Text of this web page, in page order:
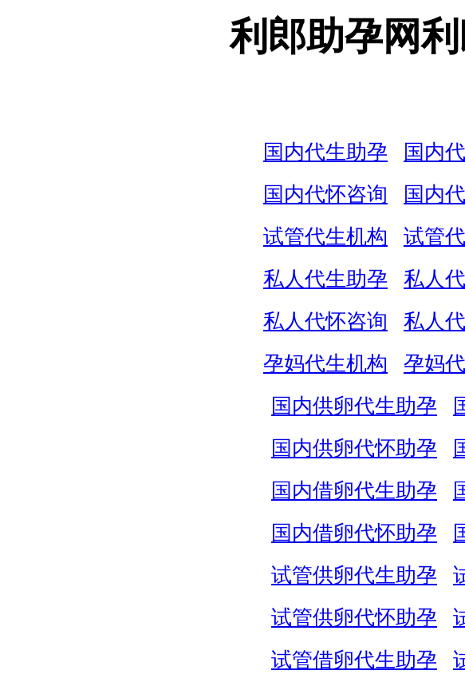
利郎助孕网
国内代生助孕 国内
国内代怀咨询
国内
试管代生机构
试管
私人代生助孕
私人
私人代怀咨询
私人
孕妈代生机构
孕妈
国内供卵代生助孕
国内供卵代怀助孕
国内借卵代生助孕
国内借卵代怀助孕
试管供卵代生助孕
试管供卵代怀助孕
试管借卵代生助孕